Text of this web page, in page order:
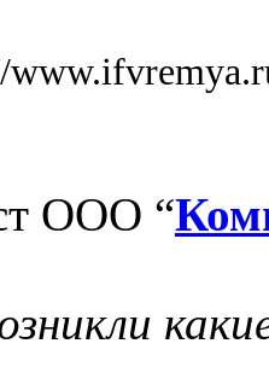
www.
ООО “